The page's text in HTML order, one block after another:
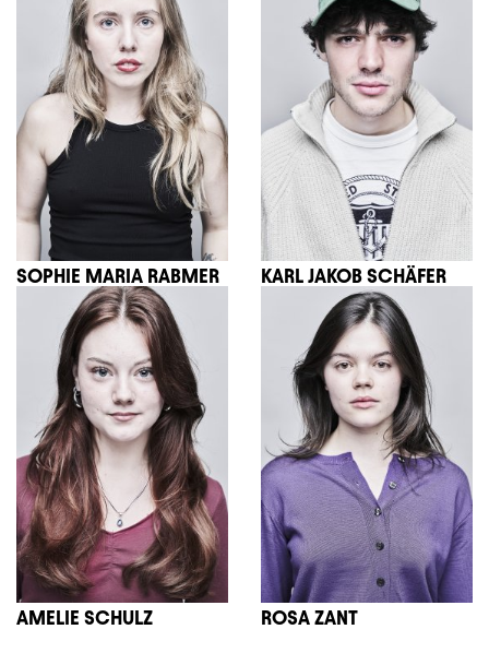
SOPHIE MARIA RABMER KARL JAKOB SCHÄFER
AMELIE SCHULZ ROSA ZANT